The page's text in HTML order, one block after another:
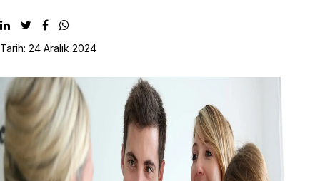
Tarih: 24 Aralık 2024